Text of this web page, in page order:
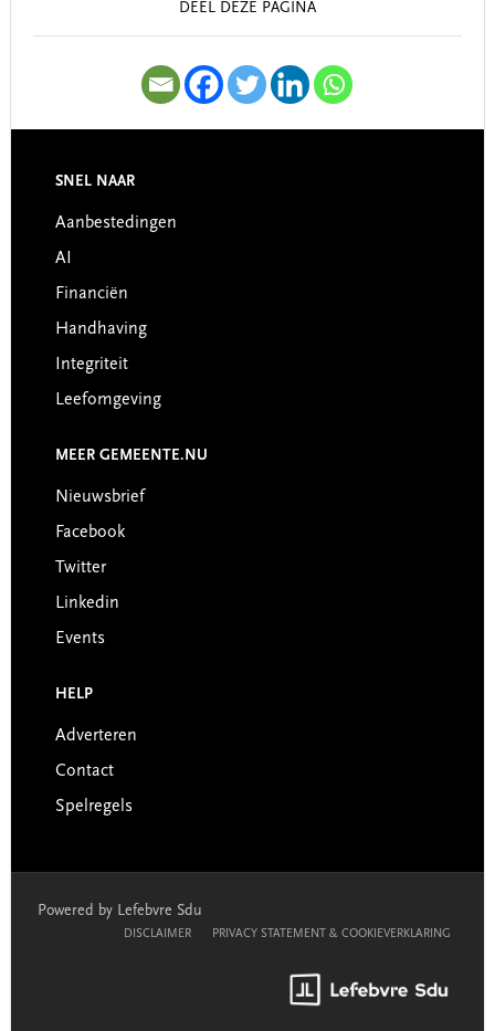
DEEL DEZE PAGINA
Footer
SNEL NAAR
Aanbestedingen
AI
Financiën
Handhaving
Integriteit
Leefomgeving
MEER GEMEENTE.NU
Nieuwsbrief
Facebook
Twitter
Linkedin
Events
HELP
Adverteren
Contact
Spelregels
Powered by Lefebvre Sdu
DISCLAIMER PRIVACY STATEMENT & COOKIEVERKLARING